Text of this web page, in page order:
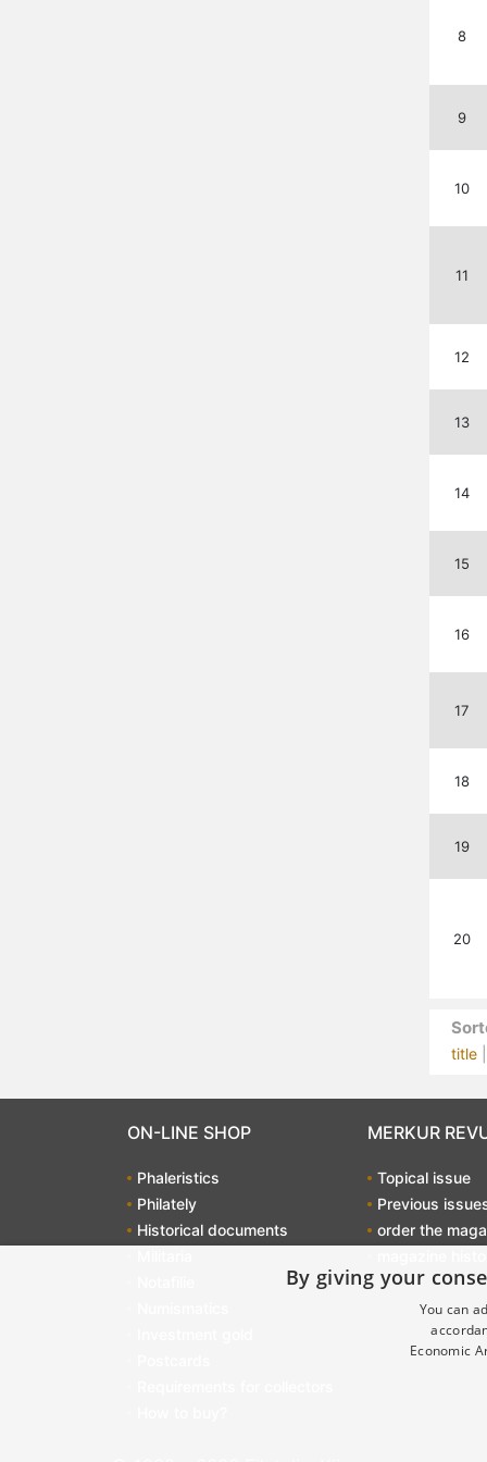
8
9
10
11
12
13
14
15
16
17
18
19
20
title|
ON-LINE SHOP
Phaleristics
Philately
Historical documents
MERKUR
Topical issue
Previous
order the
By giving your
You can
Economic